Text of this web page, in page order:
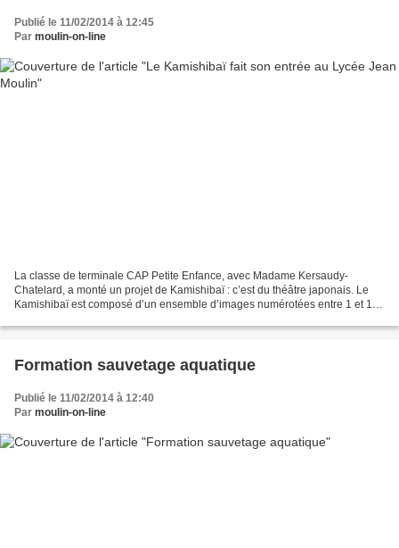
Publié le 11/02/2014 à 12:45
Par moulin-on-line
La classe de terminale CAP Petite Enfance, avec Madame Kersaudy-
Chatelard, a monté un projet de Kamishibaï : c’est du théâtre japonais. Le
Kamishibaï est composé d’un ensemble d’images numérotées entre 1 et 18
Formation sauvetage aquatique
Publié le 11/02/2014 à 12:40
Par moulin-on-line